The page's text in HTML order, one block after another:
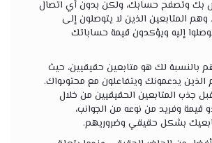
بك وتصفح حسابك، ولكن بدون أي اتصال
المتابعين الذين لا يتوصلون إلى
إليه ويؤكدون قيمة حساباتك
بالنسبة لك هو متابعين حقيقيين، حيث
الذين يدعمونك ويتفاعلون مع محتوىواك.
جذب المتابعين الحقيقيين من خلال
وفريد ​​من نوعه من الجوانب،
بشكل حقيقي وضروريهم.